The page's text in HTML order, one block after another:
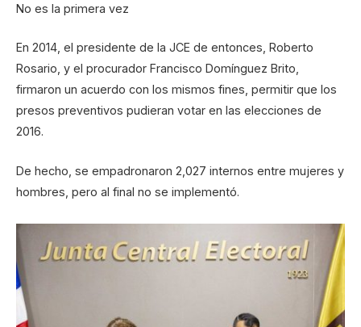
No es la primera vez
En 2014, el presidente de la JCE de entonces, Roberto
Rosario, y el procurador Francisco Domínguez Brito,
firmaron un acuerdo con los mismos fines, permitir que los
presos preventivos pudieran votar en las elecciones de
2016.
De hecho, se empadronaron 2,027 internos entre mujeres y
hombres, pero al final no se implementó.